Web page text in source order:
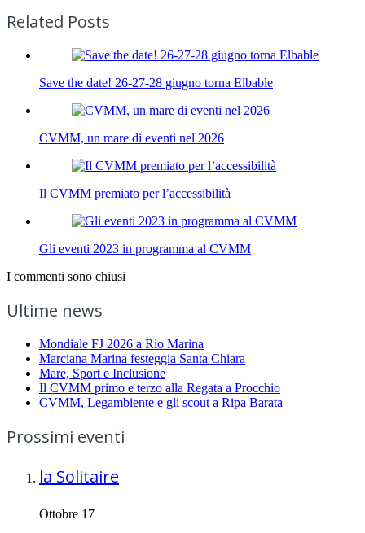
Related Posts
Save the date! 26-27-28 giugno torna Elbable
CVMM, un mare di eventi nel 2026
Il CVMM premiato per l’accessibilità
Gli eventi 2023 in programma al CVMM
I commenti sono chiusi
Ultime news
Mondiale FJ 2026 a Rio Marina
Marciana Marina festeggia Santa Chiara
Mare, Sport e Inclusione
Il CVMM primo e terzo alla Regata a Procchio
CVMM, Legambiente e gli scout a Ripa Barata
Prossimi eventi
la Solitaire
Ottobre 17